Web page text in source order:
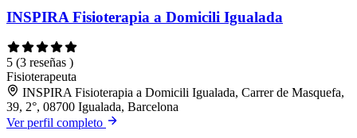
INSPIRA Fisioterapia a Domicili Igualada
5 (3 reseñas )
Fisioterapeuta
INSPIRA Fisioterapia a Domicili Igualada, Carrer de Masquefa,
39, 2°, 08700 Igualada, Barcelona
Ver perfil completo